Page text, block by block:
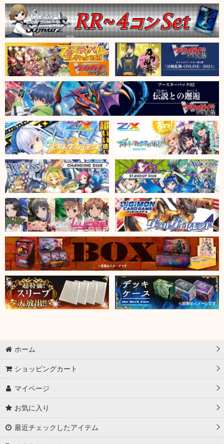
ホーム
ショッピングカート
マイページ
お気に入り
最近チェックしたアイテム